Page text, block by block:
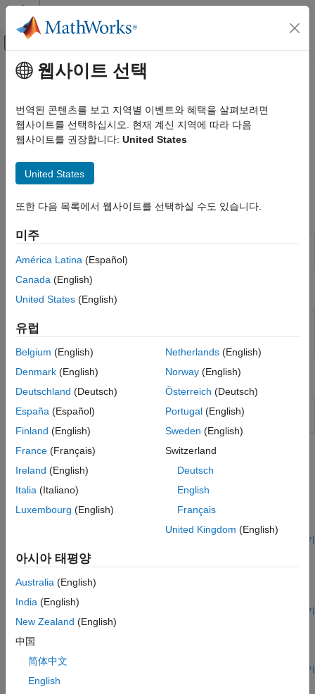
콘텐츠로 바로 가기
오프캔버스 탐색 메뉴 토글
문서 홈
Communications Toolbox
표준 준수 시스템
카테고리
3GPP
UWB
NFC
P.25
FRS/GMRS
AMR
FM
DSSS
주요 콘텐츠
ZigBee
ZigBee®프레임 및 파형의 생성 및 디코딩
여기에 제시된 예제에서는 ZigBee 통신 링크를 보여줍니다.
(NET) 계층 및 응용(APP) 계층을 규정하고 있으며 IEEE
802.15.4의 PHY 및 MAC 사양을 기반으로 합니다.
앱
무선 파형
생성기
변조된 파형을 생성, 손상 추가, 시각화 및
내보내기
lrwpanWaveformGenerator
객체
lrwpanOQPSKConfig
Configure O-QPSK IEEE 802.15.4
추천 예제
curves for different PHY specifications of the IEEE 802.15.4™
라이브 스크립트 열기
Recovery of IEEE 802.15.4 OQPSK Signals
OQPSK waveforms that may have been received from wireless
radios.
라이브 스크립트 열기
IEEE 802.15.4 - MAC Frame Generation and Decoding
Generate and decode MAC frames of the IEEE 802.15.4™
standard.
라이브 스크립트 열기
IEEE 802.15.4 - Asynchronous CSMA MAC
웹사이트 선택
번역된 콘텐츠를 보고 지역별 이벤트와 혜택을 살펴보려면
웹사이트를 선택하십시오. 현재 계신 지역에 따라 다음
웹사이트를 권장합니다: United States
United States
또한 다음 목록에서 웹사이트를 선택하실 수도 있습니다.
미주
América Latina (Español)
Canada (English)
United States (English)
유럽
Belgium (English)
Denmark (English)
Deutschland (Deutsch)
España (Español)
Finland (English)
France (Français)
Ireland (English)
Italia (Italiano)
Luxembourg (English)
Netherlands(English)
Norway(English)
Österreich (Deutsch)
Portugal(English)
Sweden (English)
Switzerland
Deutsch
English
Français
United Kingdom (English)
아시아 태평양
Australia (English)
India (English)
New Zealand (English)
中国
简体中文
English